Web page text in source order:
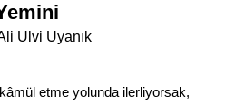
Ulvi Uyanık
etme yolunda ilerliyorsak,